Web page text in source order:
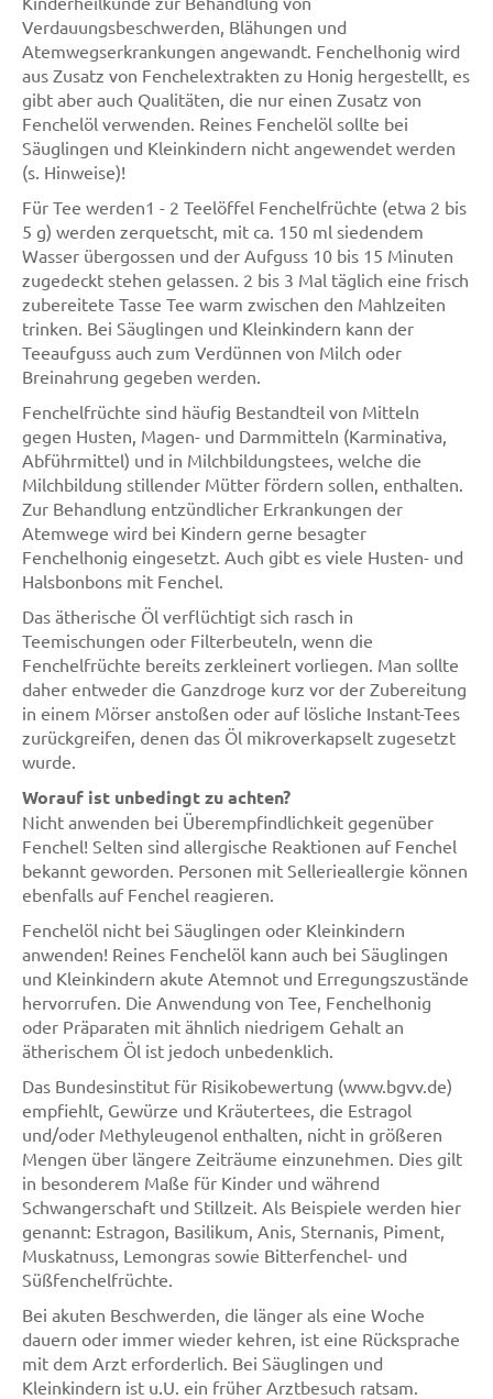
Verdauungsbeschwerden, Blähungen und
Atemwegserkrankungen angewandt. Fenchelhonig wird
aus Zusatz von Fenchelextrakten zu Honig hergestellt, es
gibt aber auch Qualitäten, die nur einen Zusatz von
Fenchelöl verwenden. Reines Fenchelöl sollte bei
Säuglingen und Kleinkindern nicht angewendet werden
(s. Hinweise)!
Für Tee werden1 - 2 Teelöffel Fenchelfrüchte (etwa 2 bis
5 g) werden zerquetscht, mit ca. 150 ml siedendem
Wasser übergossen und der Aufguss 10 bis 15 Minuten
zugedeckt stehen gelassen. 2 bis 3 Mal täglich eine frisch
zubereitete Tasse Tee warm zwischen den Mahlzeiten
trinken. Bei Säuglingen und Kleinkindern kann der
Teeaufguss auch zum Verdünnen von Milch oder
Breinahrung gegeben werden.
Fenchelfrüchte sind häufig Bestandteil von Mitteln
gegen Husten, Magen- und Darmmitteln (Karminativa,
Abführmittel) und in Milchbildungstees, welche die
Milchbildung stillender Mütter fördern sollen, enthalten.
Zur Behandlung entzündlicher Erkrankungen der
Atemwege wird bei Kindern gerne besagter
Fenchelhonig eingesetzt. Auch gibt es viele Husten- und
Halsbonbons mit Fenchel.
Das ätherische Öl verflüchtigt sich rasch in
Teemischungen oder Filterbeuteln, wenn die
Fenchelfrüchte bereits zerkleinert vorliegen. Man sollte
daher entweder die Ganzdroge kurz vor der Zubereitung
in einem Mörser anstoßen oder auf lösliche Instant-Tees
zurückgreifen, denen das Öl mikroverkapselt zugesetzt
wurde.
Worauf ist unbedingt zu achten?
Nicht anwenden bei Überempfindlichkeit gegenüber
Fenchel! Selten sind allergische Reaktionen auf Fenchel
bekannt geworden. Personen mit Sellerieallergie können
ebenfalls auf Fenchel reagieren.
Fenchelöl nicht bei Säuglingen oder Kleinkindern
anwenden! Reines Fenchelöl kann auch bei Säuglingen
und Kleinkindern akute Atemnot und Erregungszustände
hervorrufen. Die Anwendung von Tee, Fenchelhonig
oder Präparaten mit ähnlich niedrigem Gehalt an
ätherischem Öl ist jedoch unbedenklich.
Das Bundesinstitut für Risikobewertung (www.bgvv.de)
empfiehlt, Gewürze und Kräutertees, die Estragol
und/oder Methyleugenol enthalten, nicht in größeren
Mengen über längere Zeiträume einzunehmen. Dies gilt
in besonderem Maße für Kinder und während
Schwangerschaft und Stillzeit. Als Beispiele werden hier
genannt: Estragon, Basilikum, Anis, Sternanis, Piment,
Muskatnuss, Lemongras sowie Bitterfenchel- und
Süßfenchelfrüchte.
Bei akuten Beschwerden, die länger als eine Woche
dauern oder immer wieder kehren, ist eine Rücksprache
mit dem Arzt erforderlich. Bei Säuglingen und
Kleinkindern ist u.U. ein früher Arztbesuch ratsam.